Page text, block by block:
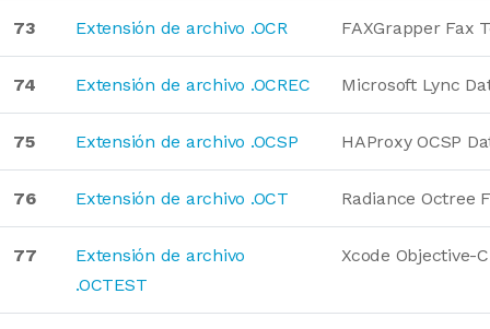
73 Extensión de archivo .OCR FAXGrapper Fax
74 Extensión de archivo .OCREC Microsoft Lync
75 Extensión de archivo .OCSP HAProxy OCSP
76 Extensión de archivo .OCT Radiance Octree
77
Extensión de archivo
.OCTEST
Xcode Objective-